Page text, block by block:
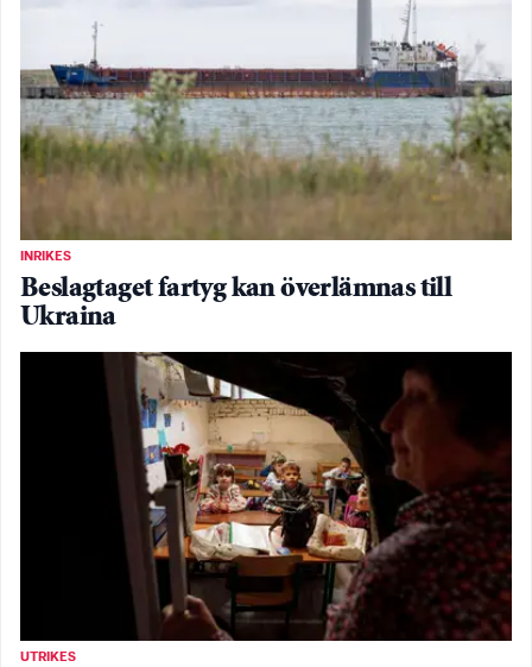
INRIKES
Beslagtaget fartyg kan överlämnas till
Ukraina
UTRIKES